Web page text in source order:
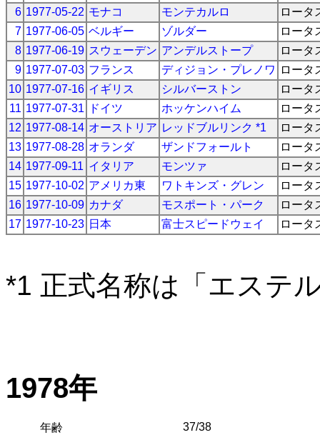
6 1977-05-22 モナコ モンテカルロ
ロータ
7 1977-06-05 ベルギー ゾルダー
ロータ
8 1977-06-19 スウェーデン アンデルストープ
ロータ
9 1977-07-03 フランス ディジョン・プレノワ
ロータ
10 1977-07-16 イギリス シルバーストン
ロータ
11 1977-07-31 ドイツ ホッケンハイム
ロータ
12 1977-08-14 オーストリア レッドブルリンク *1
ロータ
13 1977-08-28 オランダ ザンドフォールト
ロータ
14 1977-09-11 イタリア モンツァ
ロータ
15 1977-10-02 アメリカ東 ワトキンズ・グレン
ロータ
16 1977-10-09 カナダ モスポート・パーク
ロータ
17 1977-10-23 日本 富士スピードウェイ ロータ
*1 正式名称は「エステ
1978年
年齢
37/38